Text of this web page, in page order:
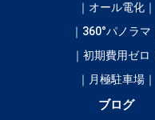
｜オール電化｜
｜360°パノラマ
｜初期費用ゼロ
｜月極駐車場｜
ブログ